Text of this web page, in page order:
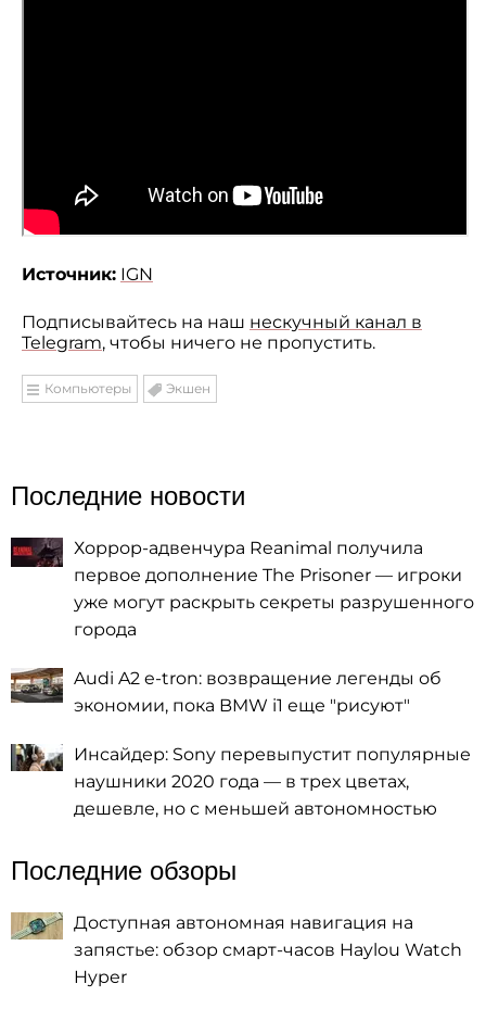
Источник: IGN
Подписывайтесь на наш нескучный канал в
Telegram, чтобы ничего не пропустить.
Компьютеры Экшен
Последние новости
Хоррор-адвенчура Reanimal получила
первое дополнение The Prisoner — игроки
уже могут раскрыть секреты разрушенного
города
Audi A2 e-tron: возвращение легенды об
экономии, пока BMW i1 еще "рисуют"
Инсайдер: Sony перевыпустит популярные
наушники 2020 года — в трех цветах,
дешевле, но с меньшей автономностью
Последние обзоры
Доступная автономная навигация на
запястье: обзор смарт-часов Haylou Watch
Hyper